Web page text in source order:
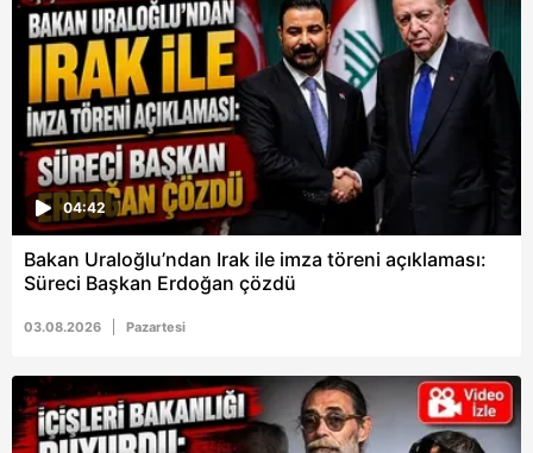
04:42
Bakan Uraloğlu’ndan Irak ile imza töreni açıklaması:
Süreci Başkan Erdoğan çözdü
03.08.2026 Pazartesi